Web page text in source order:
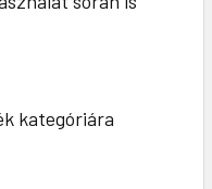
kategóriára